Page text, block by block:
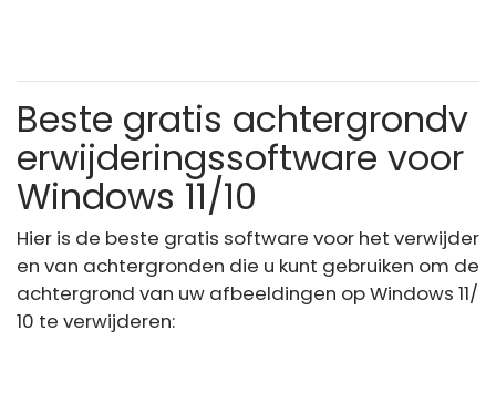
Beste gratis achtergrondv
erwijderingssoftware voor
Windows 11/10
Hier is de beste gratis software voor het verwijder
en van achtergronden die u kunt gebruiken om de
achtergrond van uw afbeeldingen op Windows 11/
10 te verwijderen: